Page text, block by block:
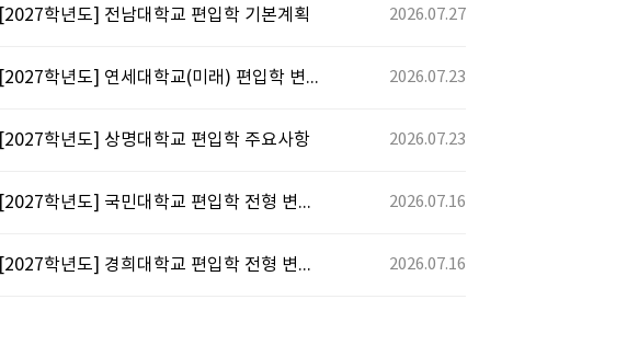
[2027학년도] 전남대학교 편입학 기본계획 2026.07.27
[2027학년도] 연세대학교(미래) 편입학 변경사항 2026.07.23
[2027학년도] 상명대학교 편입학 주요사항 2026.07.23
[2027학년도] 국민대학교 편입학 전형 변경사항 2026.07.16
[2027학년도] 경희대학교 편입학 전형 변경사항 2026.07.16